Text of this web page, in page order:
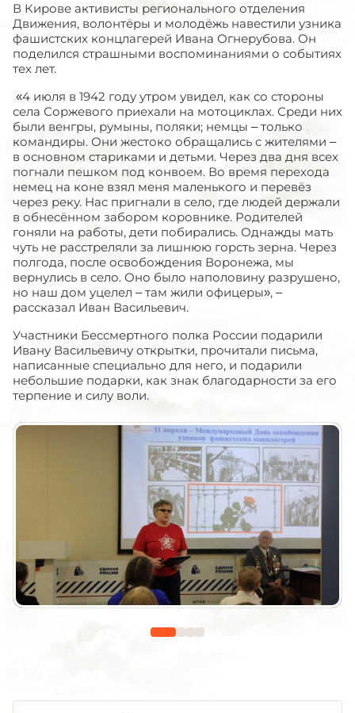
В Кирове активисты регионального отделения
Движения, волонтёры и молодёжь навестили узника
фашистских концлагерей Ивана Огнерубова. Он
поделился страшными воспоминаниями о событиях
тех лет.
«4 июля в 1942 году утром увидел, как со стороны
села Соржевого приехали на мотоциклах. Среди них
были венгры, румыны, поляки; немцы – только
командиры. Они жестоко обращались с жителями –
в основном стариками и детьми. Через два дня всех
погнали пешком под конвоем. Во время перехода
немец на коне взял меня маленького и перевёз
через реку. Нас пригнали в село, где людей держали
в обнесённом забором коровнике. Родителей
гоняли на работы, дети побирались. Однажды мать
чуть не расстреляли за лишнюю горсть зерна. Через
полгода, после освобождения Воронежа, мы
вернулись в село. Оно было наполовину разрушено,
но наш дом уцелел – там жили офицеры», –
рассказал Иван Васильевич.
Участники Бессмертного полка России подарили
Ивану Васильевичу открытки, прочитали письма,
написанные специально для него, и подарили
небольшие подарки, как знак благодарности за его
терпение и силу воли.